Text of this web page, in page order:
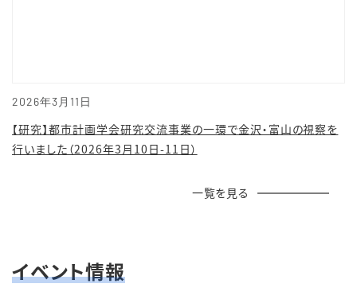
2026年3月11日
【研究】都市計画学会研究交流事業の一環で金沢・富山の視察を
行いました（2026年3月10日-11日）
一覧を見る
イベント情報